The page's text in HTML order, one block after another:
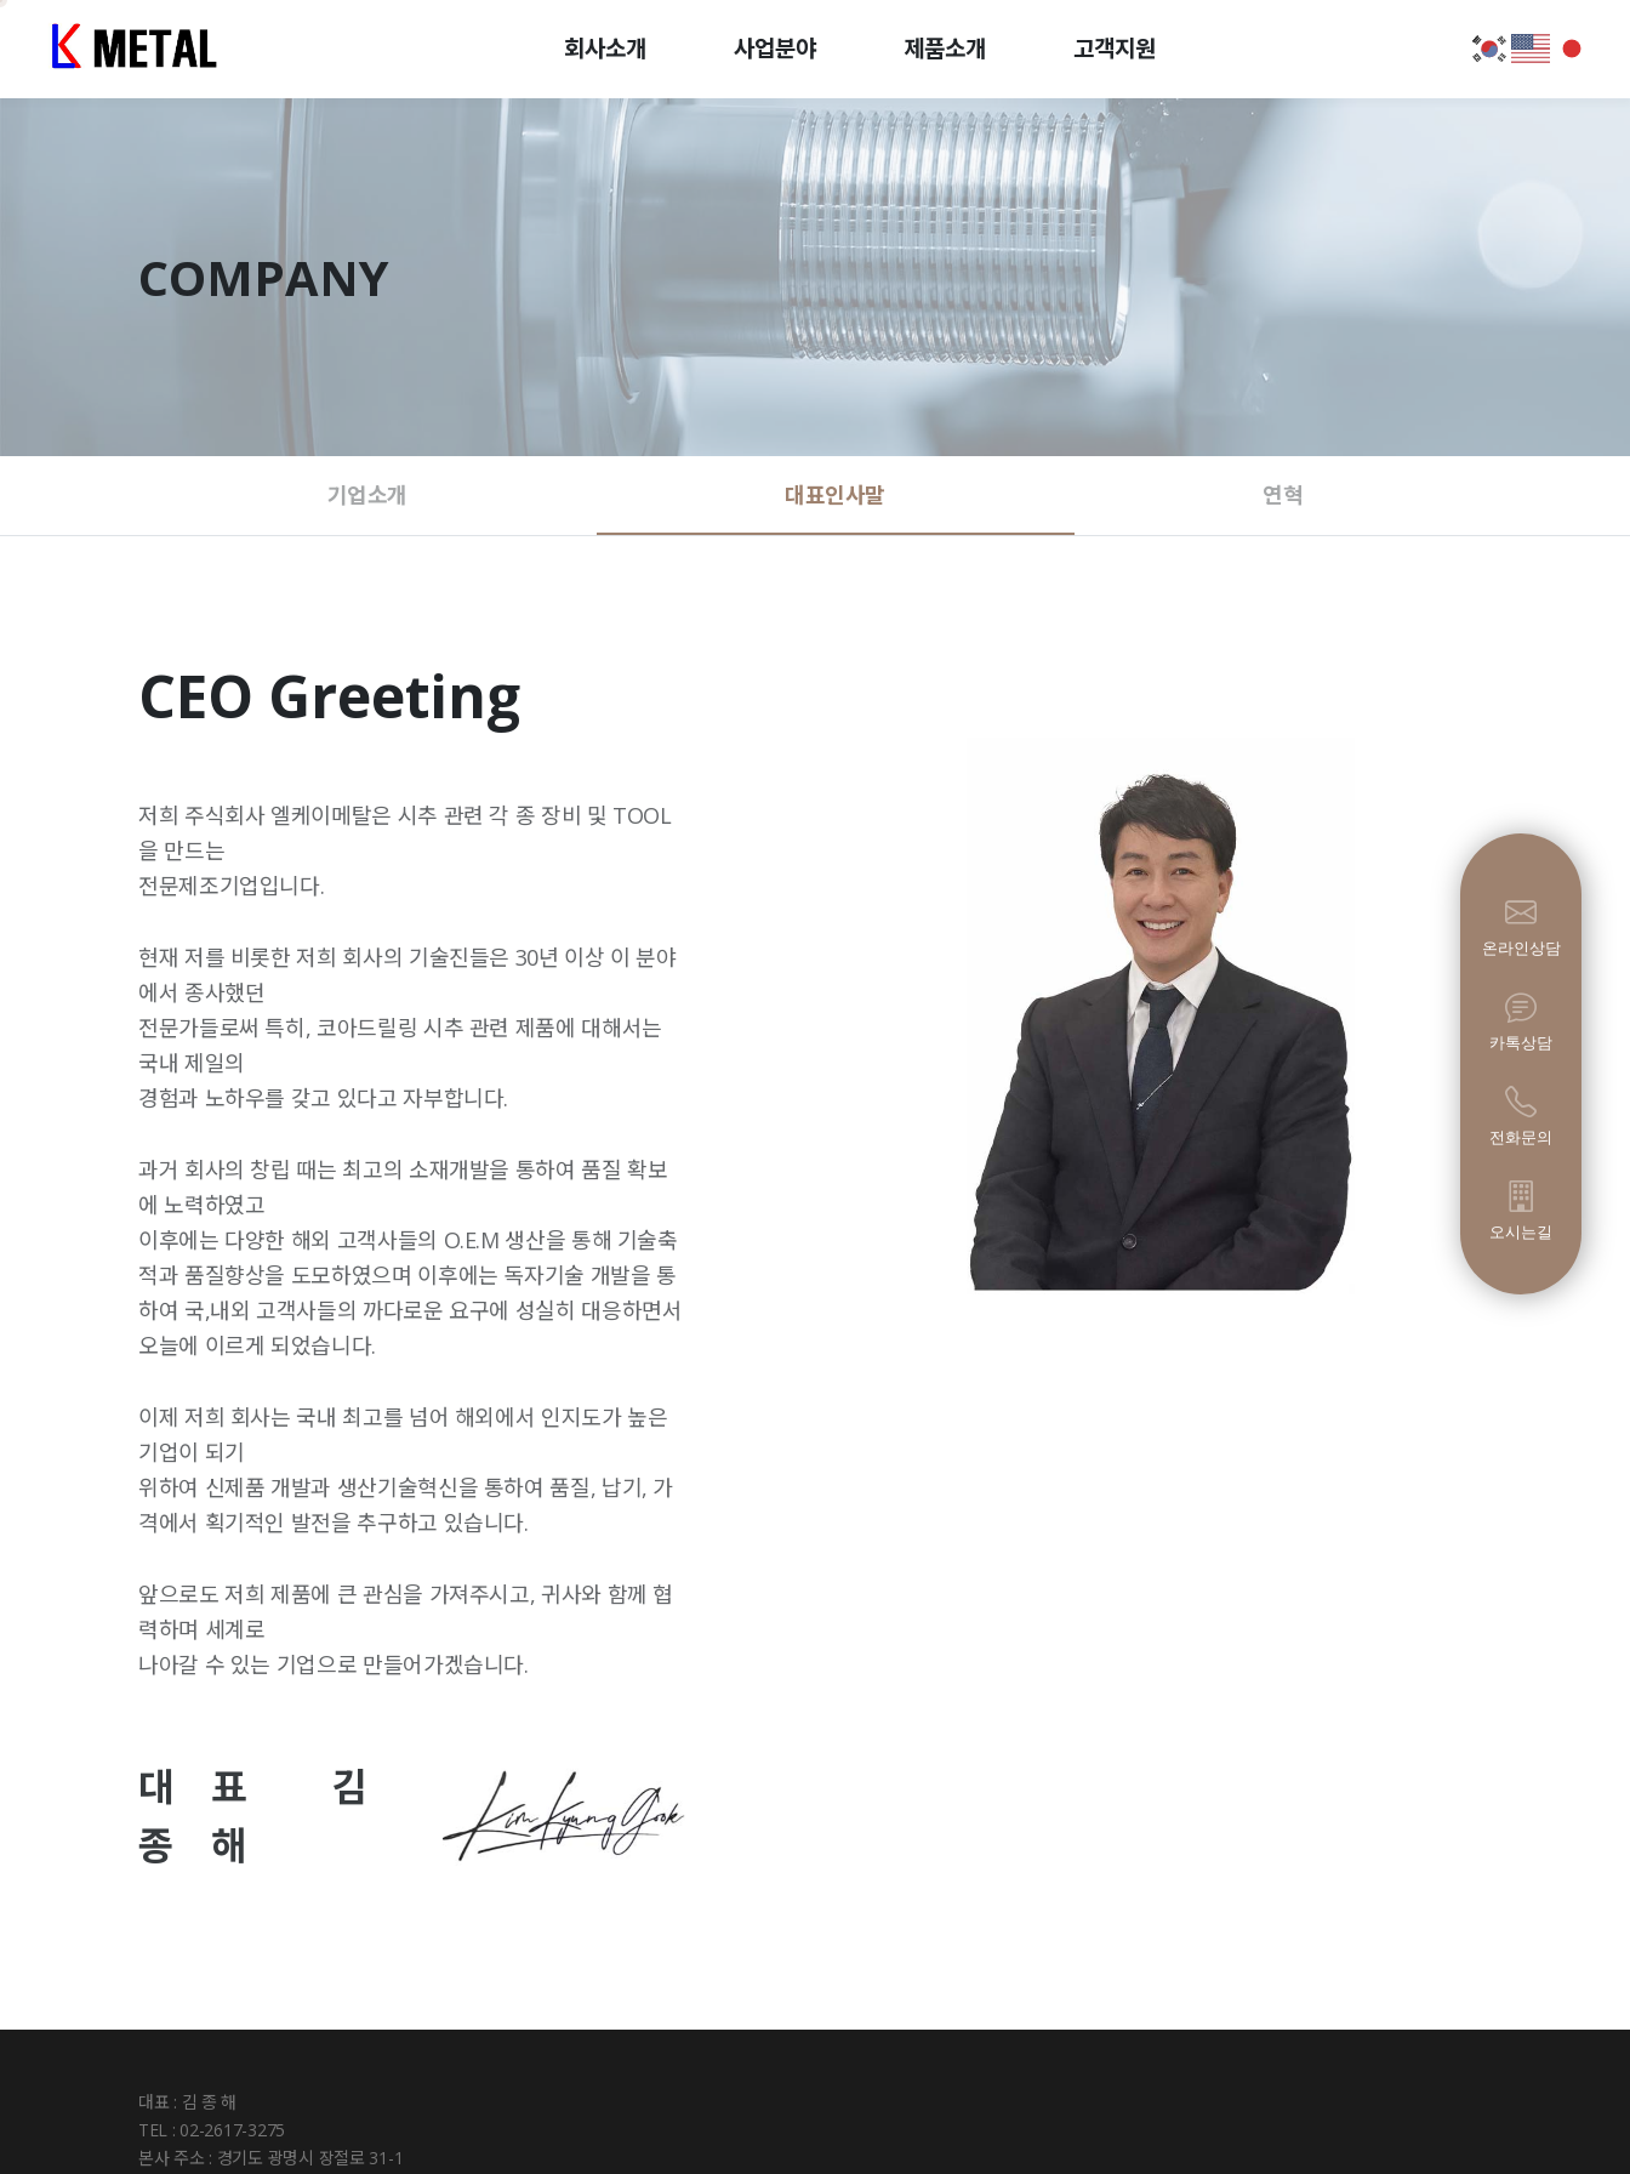
회사소개 사업분야 제품소개 고객지원
COMPANY
기업소개 대표인사말 연혁
CEO Greeting
저희 주식회사 엘케이메탈은 시추 관련 각 종 장비 및 TOOL
을 만드는
전문제조기업입니다.
현재 저를 비롯한 저희 회사의 기술진들은 30년 이상 이 분야
에서 종사했던
전문가들로써 특히, 코아드릴링 시추 관련 제품에 대해서는
국내 제일의
경험과 노하우를 갖고 있다고 자부합니다.
과거 회사의 창립 때는 최고의 소재개발을 통하여 품질 확보
에 노력하였고
이후에는 다양한 해외 고객사들의 O.E.M 생산을 통해 기술축
적과 품질향상을 도모하였으며 이후에는 독자기술 개발을 통
하여 국,내외 고객사들의 까다로운 요구에 성실히 대응하면서
오늘에 이르게 되었습니다.
이제 저희 회사는 국내 최고를 넘어 해외에서 인지도가 높은
기업이 되기
위하여 신제품 개발과 생산기술혁신을 통하여 품질, 납기, 가
격에서 획기적인 발전을 추구하고 있습니다.
앞으로도 저희 제품에 큰 관심을 가져주시고, 귀사와 함께 협
력하며 세계로
나아갈 수 있는 기업으로 만들어가겠습니다.
대 표 김
종 해
대표 : 김 종 해
TEL : 02-2617-3275
본사 주소 : 경기도 광명시 장절로 31-1
온라인상담
카톡상담
전화문의
오시는길